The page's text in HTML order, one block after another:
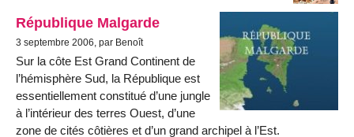
République Malgarde
3 septembre 2006, par Benoît
Sur la côte Est Grand Continent de
l’hémisphère Sud, la République est
essentiellement constitué d’une jungle
à l’intérieur des terres Ouest, d’une
zone de cités côtières et d’un grand archipel à l’Est.